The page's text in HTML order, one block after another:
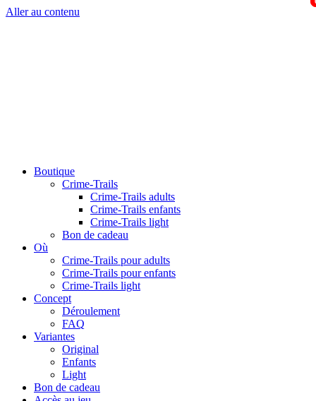
Aller au contenu
Boutique
Crime-Trails
Crime-Trails adults
Crime-Trails enfants
Crime-Trails light
Bon de cadeau
Où
Crime-Trails pour adults
Crime-Trails pour enfants
Crime-Trails light
Concept
Déroulement
FAQ
Variantes
Original
Enfants
Light
Bon de cadeau